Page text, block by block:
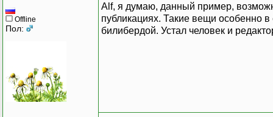
Offline
Пол:
Alf, я думаю, данный пример,
публикациях. Такие вещи особенно
билибердой. Устал человек и